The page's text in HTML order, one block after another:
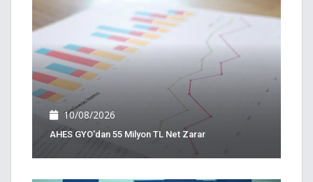
10/08/2026
AHES GYO'dan 55 Milyon TL Net Zarar